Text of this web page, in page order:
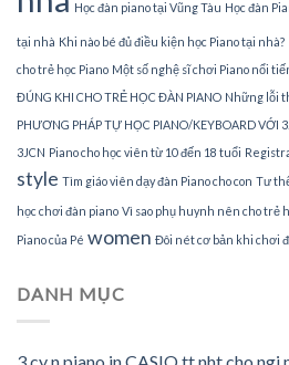
Học đàn piano tại Vũng Tàu Học đàn
tại nhà Khi nào bé đủ điều kiện học Piano tại nhà?
cho trẻ học Piano Một số nghệ sĩ chơi Piano nổi
ĐÚNG KHI CHO TRẺ HỌC ĐÀN PIANO Những lỗi
PHƯƠNG PHÁP TỰ HỌC PIANO/KEYBOARD VỚI
3JCN Piano cho học viên từ 10 đến 18 tuổi
style Tìm giáo viên dạy đàn Piano cho con Tư
học chơi đàn piano Vì sao phụ huynh nên cho trẻ
Piano của Pé women Đôi nét cơ bản khi chơi
DANH MỤC